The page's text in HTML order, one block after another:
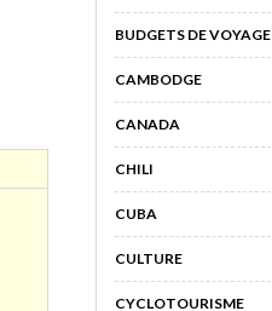
BUDGETS DE VOYAGE
CAMBODGE
CANADA
CHILI
CUBA
CULTURE
CYCLOTOURISME